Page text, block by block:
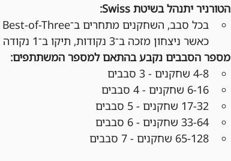
הטורניר יתנהל בשיטת Swiss:
כאשר ניצחון מזכה ב־3 נקודות, תיקו ב־1 נקודה והפסד ב־0 נקודות.
מספר הסבבים נקבע בהתאם למספר המשתתפים:
4-8 שחקנים - 3 סבבים
6-16 שחקנים - 4 סבבים
17-32 שחקנים - 5 סבבים
33-64 שחקנים - 6 סבבים
65-128 שחקנים - 7 סבבים